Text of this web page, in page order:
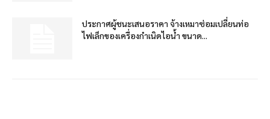
ประกาศผู้ชนะเสนอราคา จ้างเหมาซ่อมเปลี่ยนท่อ
ไฟเล็กของเครื่องกำเนิดไอน้ำ ขนาด...